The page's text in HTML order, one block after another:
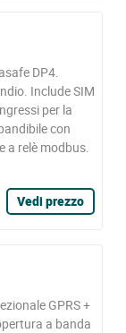
DP4.
Include SIM
per la
con
a relè modbus.
Vedi prezzo
GPRS +
a banda